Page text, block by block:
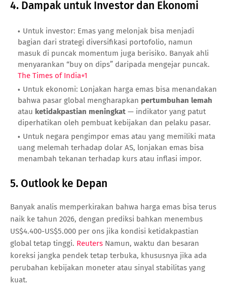
4. Dampak untuk Investor dan Ekonomi
Untuk investor: Emas yang melonjak bisa menjadi
bagian dari strategi diversifikasi portofolio, namun
masuk di puncak momentum juga berisiko. Banyak ahli
menyarankan “buy on dips” daripada mengejar puncak.
The Times of India+1
Untuk ekonomi: Lonjakan harga emas bisa menandakan
bahwa pasar global mengharapkan pertumbuhan lemah
atau ketidakpastian meningkat — indikator yang patut
diperhatikan oleh pembuat kebijakan dan pelaku pasar.
Untuk negara pengimpor emas atau yang memiliki mata
uang melemah terhadap dolar AS, lonjakan emas bisa
menambah tekanan terhadap kurs atau inflasi impor.
5. Outlook ke Depan
Banyak analis memperkirakan bahwa harga emas bisa terus
naik ke tahun 2026, dengan prediksi bahkan menembus
US$4.400-US$5.000 per ons jika kondisi ketidakpastian
global tetap tinggi. Reuters Namun, waktu dan besaran
koreksi jangka pendek tetap terbuka, khususnya jika ada
perubahan kebijakan moneter atau sinyal stabilitas yang
kuat.